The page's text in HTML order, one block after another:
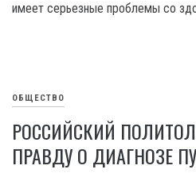
имеет серьезные проблемы со
ОБЩЕСТВО
РОССИЙСКИЙ
ПРАВДУ О ДИАГНОЗЕ